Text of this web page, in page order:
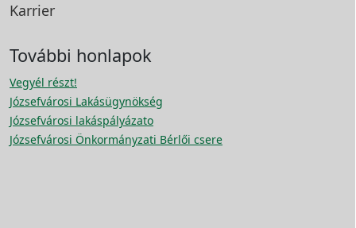
Karrier
További honlapok
Vegyél részt!
Józsefvárosi Lakásügynökség
Józsefvárosi lakáspályázato
Józsefvárosi Önkormányzati Bérlői csere